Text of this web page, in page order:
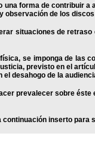
forma de contribuir
de los
situaciones de
se imponga de las
previsto en el
de la
prevalecer sobre
inserto para